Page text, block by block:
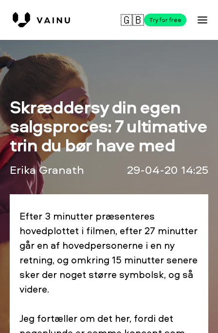
🇬🇧 Try for free
Skræddersy din egen
salgsproces: 7 ultimative
trin du bør have med
Erika Granath 29-04-20 14:25
Efter 3 minutter præsenteres
hovedplottet i filmen, efter 27 minutter
går en af hovedpersonerne i en ny
retning, og omkring 15 minutter senere
sker der noget større symbolsk, og så
videre.
Jeg fortæller om det her, fordi det